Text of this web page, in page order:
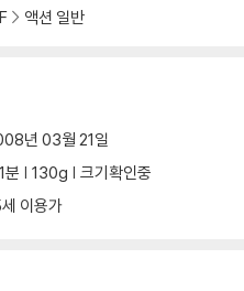
액션 일반
년 03월 21일
분 | 130g | 크기확인중
이용가